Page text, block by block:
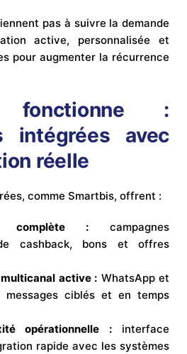
pas à suivre la demande
active, personnalisée et
pour augmenter la récurrence
:
intégrées avec
réelle
comme Smartbis, offrent :
complète : campagnes
cashback, bons et offres
active : WhatsApp et
messages ciblés et en temps
opérationnelle :interface
rapide avec les systèmes